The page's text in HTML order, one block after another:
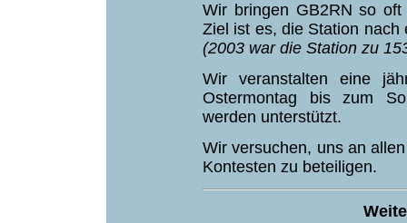
Wir bringen GB2RN so
Ziel ist es, die Station nach
(2003 war die Station zu
Wir veranstalten eine
Ostermontag bis zum
werden unterstützt.
Wir versuchen, uns an
Kontesten zu beteiligen.